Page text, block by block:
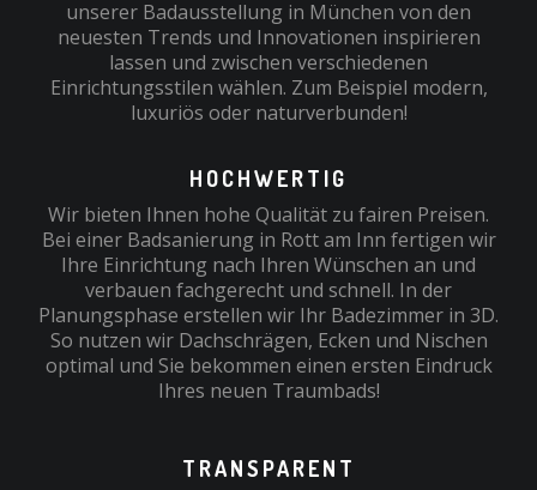
unserer Badausstellung in München von den
neuesten Trends und Innovationen inspirieren
lassen und zwischen verschiedenen
Einrichtungsstilen wählen. Zum Beispiel modern,
luxuriös oder naturverbunden!
HOCHWERTIG
Wir bieten Ihnen hohe Qualität zu fairen Preisen.
Bei einer Badsanierung in Rott am Inn fertigen wir
Ihre Einrichtung nach Ihren Wünschen an und
verbauen fachgerecht und schnell. In der
Planungsphase erstellen wir Ihr Badezimmer in 3D.
So nutzen wir Dachschrägen, Ecken und Nischen
optimal und Sie bekommen einen ersten Eindruck
Ihres neuen Traumbads!
TRANSPARENT